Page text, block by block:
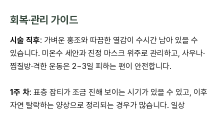
회복·관리 가이드
시술 직후: 가벼운 홍조와 따끔한 열감이 수시간 남아 있을 수
있습니다. 미온수 세안과 진정 마스크 위주로 관리하고, 사우나·
찜질방·격한 운동은 2~3일 피하는 편이 안전합니다.
1주 차: 표층 잡티가 조금 진해 보이는 시기가 있을 수 있고, 이후
자연 탈락하는 양상으로 정리되는 경우가 많습니다. 일상